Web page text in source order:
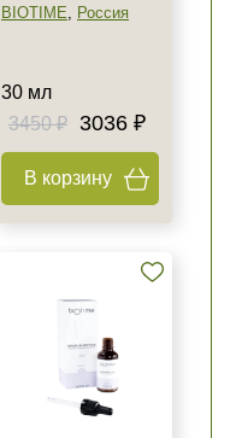
BIOTIME, Россия
30 мл
3450 ₽
3036 ₽
В корзину